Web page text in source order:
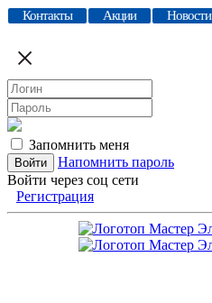
Контакты Акции Новости
Запомнить меня
Напомнить пароль
Войти через соц сети
Регистрация